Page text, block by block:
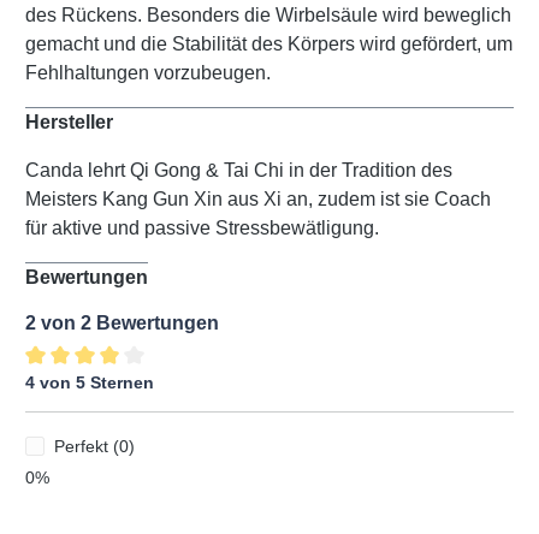
des Rückens. Besonders die Wirbelsäule wird beweglich
gemacht und die Stabilität des Körpers wird gefördert, um
Fehlhaltungen vorzubeugen.
Hersteller
Canda lehrt Qi Gong & Tai Chi in der Tradition des
Meisters Kang Gun Xin aus Xi an, zudem ist sie Coach
für aktive und passive Stressbewätligung.
Bewertungen
2 von 2 Bewertungen
Durchschnittliche Bewertung von 4 von 5 Sternen
4 von 5 Sternen
Perfekt (0)
0%